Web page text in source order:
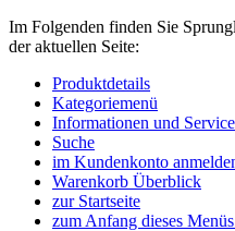
Im Folgenden finden Sie
der aktuellen Seite:
Produktdetails
Kategoriemenü
Informationen und Service
Suche
im Kundenkonto
Warenkorb Überblick
zur Startseite
zum Anfang dieses